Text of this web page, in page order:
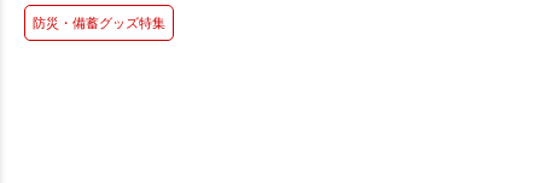
防災・備蓄グッズ特集